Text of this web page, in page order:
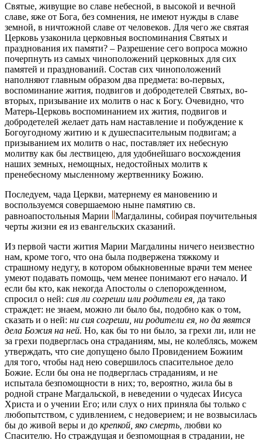
Святые, живущие во славе небесной, в высокой и вечной
славе, яже от Бога, без сомнения, не имеют нужды в славе
земной, в ничтожной славе от человеков. Для чего же святая
Церковь узаконила церковныя воспоминания Святых и
празднования их памяти? – Разрешение сего вопроса можно
почерпнуть из самых чиноположений церковных для сих
памятей и празднований. Состав сих чиноположений
наполняют главным образом два предмета: во-первых,
воспоминание жития, подвигов и добродетелей Святых, во-
вторых, призывание их молитв о нас к Богу. Очевидно, что
Матерь-Церковь воспоминанием их жития, подвигов и
добродетелей желает дать нам наставление и побуждение к
Богоугодному житию и к душеспасительным подвигам; а
призыванием их молитв о нас, поставляет их небесную
молитву как бы лествицею, для удобнейшаго восхождения
наших земных, немощных, недостойных молитв к
пренебесному мысленному жертвеннику Божию.
Последуем, чада Церкви, матернему ея мановению и
воспользуемся совершаемою ныне памятию св.
равноапостольныя Марии
Магдалины, собирая поучительныя
черты жизни ея из евангельских сказаний.
Из первой части жития Марии Магдалины ничего неизвестно
нам, кроме того, что она была подвержена тяжкому и
страшному недугу, в котором обыкновенные врачи тем менее
умеют подавать помощь, чем менее понимают его начало. И
если бы кто, как некогда Апостолы о слепорожденном,
спросил о ней: сия ли согреши или родители ея, да тако
страждет: не знаем, можно ли было бы, подобно как о том,
сказать и о ней: ни сия согреши, ни родители ея, но да явятся
дела Божия на ней. Но, как бы то ни было, за грехи ли, или не
за грехи подверглась она страданиям, мы, не колеблясь, можем
утверждать, что сие допущено было Провидением Божиим
для того, чтобы над нею совершилось спасительное дело
Божие. Если бы она не подверглась страданиям, и не
испытала безпомощности в них; то, вероятно, жила бы в
родной стране Магдальской, в неведении о чудесах Иисуса
Христа и о учении Его; или слух о них приняла бы только с
любопытством, с удивлением, с недоверием; и не возвысилась
бы до живой веры и до крепкой, яко смерть, любви ко
Спасителю. Но страждущая и безпомощная в страдании, не